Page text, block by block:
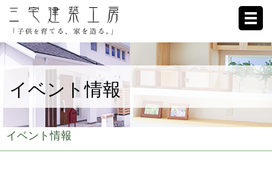
ホーム
家への想い
施工例
ブログ
イベント情報
イベント情報